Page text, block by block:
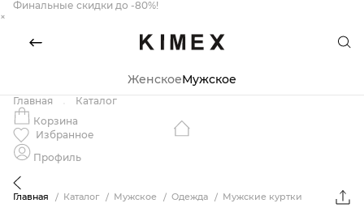
Финальные скидки до -80%!
×
ЖенскоеМужское
Главная
Каталог
Корзина
Избранное
Профиль
Главная Каталог Мужское Одежда Мужские куртки